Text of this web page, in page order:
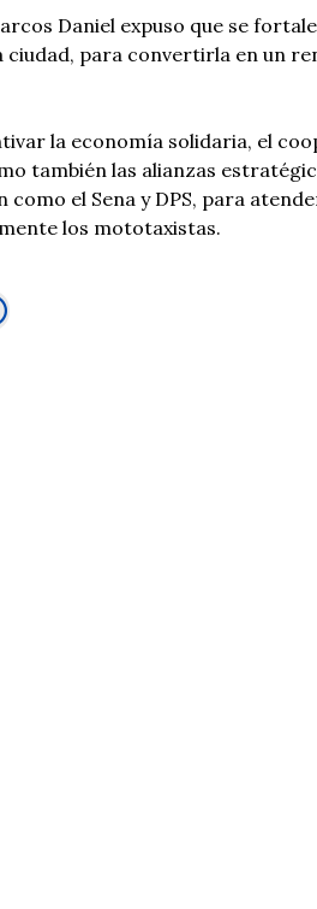
Daniel expuso que se
ciudad, para convertirla en un
la economía solidaria, el
también las alianzas
el Sena y DPS, para
los mototaxistas.